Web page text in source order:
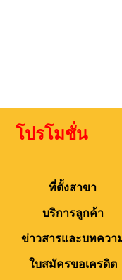
ปรโมชั่น
ที่ตั้งสาขา
บริการลูกค้า
ข่าวสารและบทควา
ใบสมัครขอเครดิต